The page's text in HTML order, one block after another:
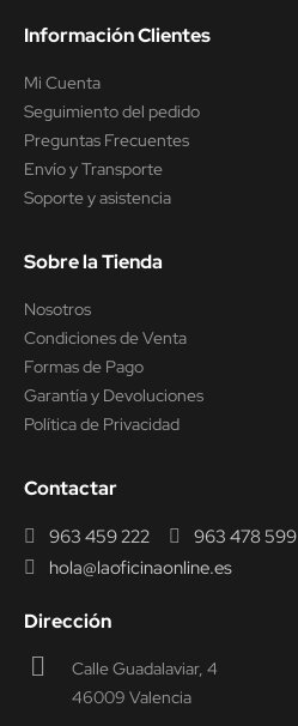
Información Clientes
Mi Cuenta
Seguimiento del pedido
Preguntas Frecuentes
Envío y Transporte
Soporte y asistencia
Sobre la Tienda
Nosotros
Condiciones de Venta
Formas de Pago
Garantía y Devoluciones
Política de Privacidad
Contactar
963 459 222
963 478 599
hola@laoficinaonline.es
Dirección
Calle Guadalaviar, 4
46009 Valencia